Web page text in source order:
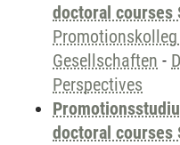
doctoral courses
Gesellschaften -
Perspectives
doctoral courses